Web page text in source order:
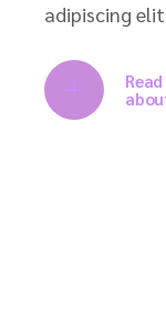
adipiscing